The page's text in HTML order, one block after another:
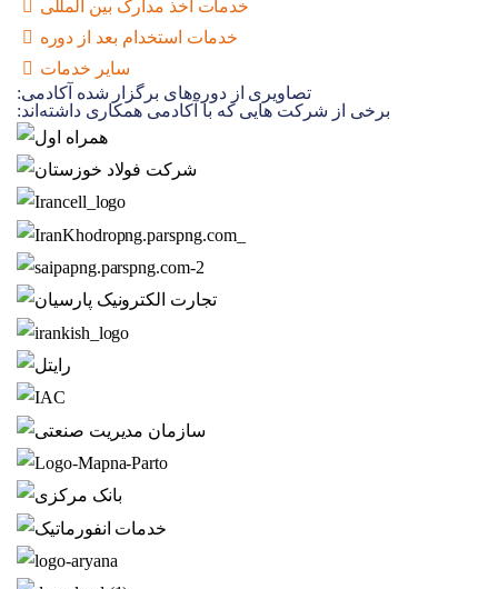
خدمات اخذ مدارک بین المللی
خدمات استخدام بعد از دوره
سایر خدمات
تصاویری از دوره‌های برگزار شده آکادمی:
برخی از شرکت هایی که با آکادمی همکاری داشته‌اند: